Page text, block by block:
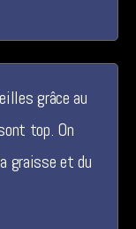
grâce au
top. On
graisse et du